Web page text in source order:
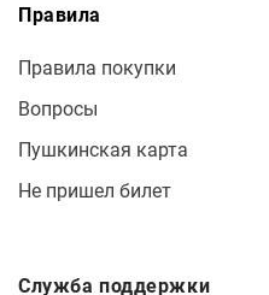
Правила
Правила покупки
Вопросы
Пушкинская карта
Не пришел билет
Служба поддержки